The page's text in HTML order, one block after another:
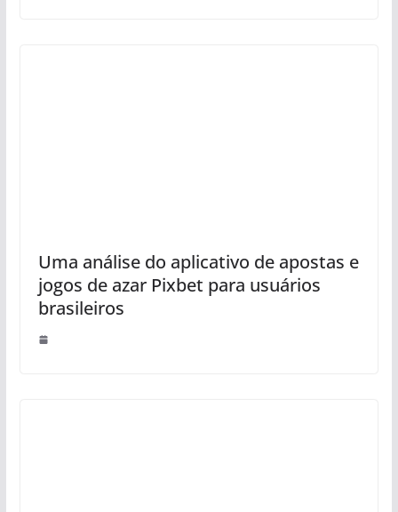
Uma análise do aplicativo de apostas e
jogos de azar Pixbet para usuários
brasileiros